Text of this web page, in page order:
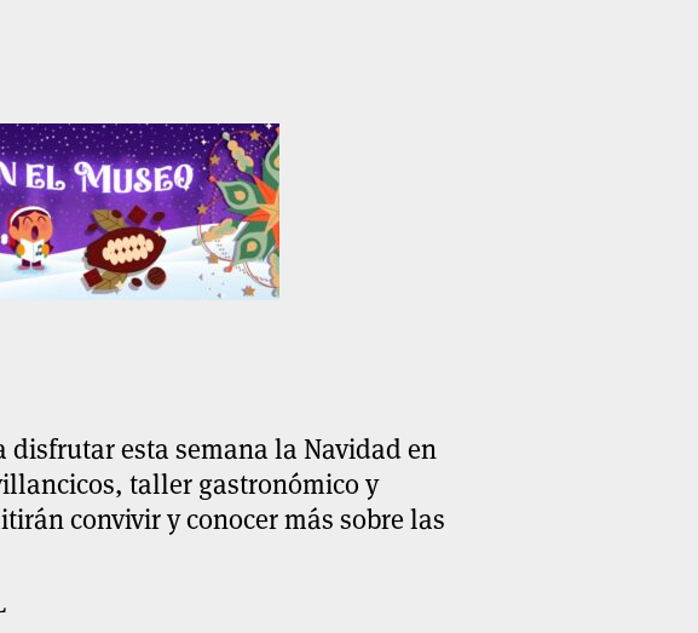
esta semana la Navidad en
taller gastronómico y
convivir y conocer más sobre las